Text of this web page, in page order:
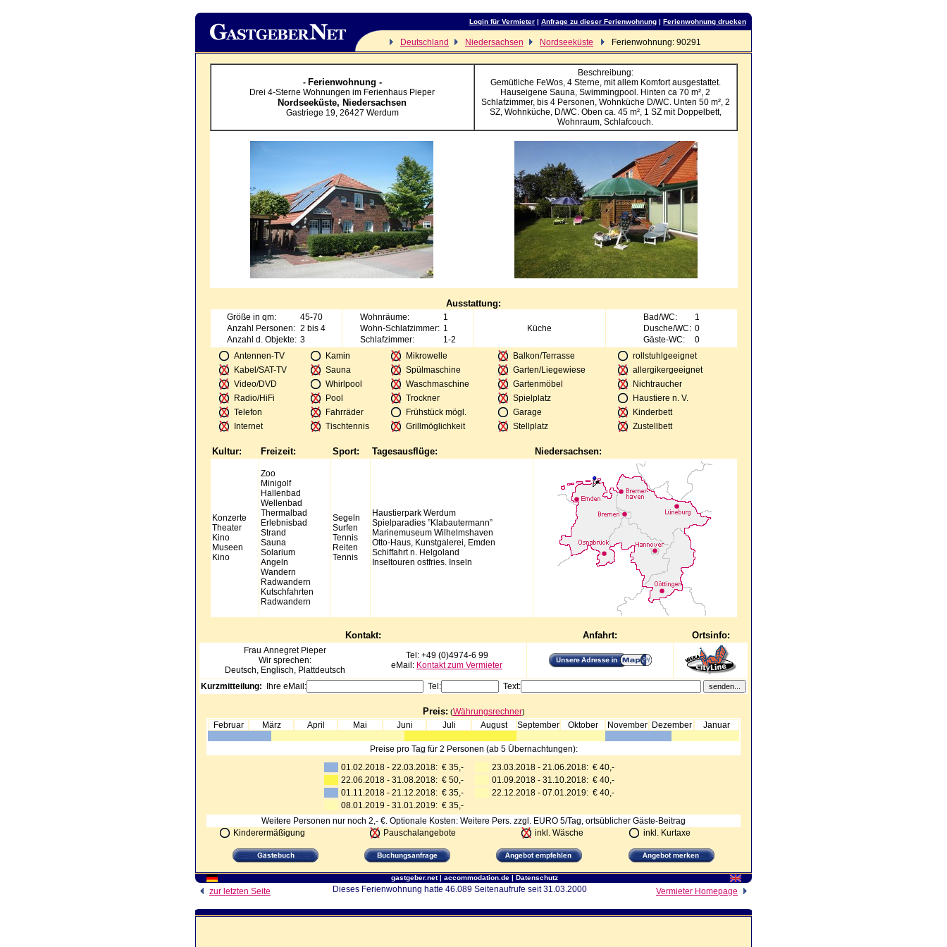
Login für Vermieter | Anfrage zu dieser Ferienwohnung | Ferienwohnung drucken
Deutschland Niedersachsen Nordseeküste Ferienwohnung: 90291
- Ferienwohnung -
Drei 4-Sterne Wohnungen im Ferienhaus Pieper
Nordseeküste, Niedersachsen
Gastriege 19, 26427 Werdum
Beschreibung:
Gemütliche FeWos, 4 Sterne, mit allem Komfort ausgestattet.
Hauseigene Sauna, Swimmingpool. Hinten ca 70 m², 2
Schlafzimmer, bis 4 Personen, Wohnküche D/WC. Unten 50 m², 2
SZ, Wohnküche, D/WC. Oben ca. 45 m², 1 SZ mit Doppelbett,
Wohnraum, Schlafcouch.
Ausstattung:
Größe in qm:
45-70
Anzahl Personen: 2 bis 4
Anzahl d. Objekte: 3
Wohnräume:
1
Wohn-Schlafzimmer: 1
Schlafzimmer:
1-2
Küche
Bad/WC:
1
Dusche/WC: 0
Gäste-WC:
0
Antennen-TV
Kamin Mikrowelle Balkon/Terrasse
rollstuhlgeeignet
Kabel/SAT-TV
Sauna Spülmaschine Garten/Liegewiese
allergikergeeignet
Video/DVD
Whirlpool Waschmaschine Gartenmöbel
Nichtraucher
Radio/HiFi
Pool Trockner Spielplatz
Haustiere n. V.
Telefon
Fahrräder Frühstück mögl. Garage
Kinderbett
Internet
Tischtennis Grillmöglichkeit Stellplatz Zustellbett
Kultur: Freizeit: Sport: Tagesausflüge: Niedersachsen:
Konzerte
Theater
Kino
Museen
Kino
Zoo
Minigolf
Hallenbad
Wellenbad
Thermalbad
Erlebnisbad
Strand
Sauna
Solarium
Angeln
Wandern
Radwandern
Kutschfahrten
Radwandern
Segeln
Surfen
Tennis
Reiten
Tennis
Haustierpark Werdum
Spielparadies ”Klabautermann”
Marinemuseum Wilhelmshaven
Otto-Haus, Kunstgalerei, Emden
Schiffahrt n. Helgoland
Inseltouren ostfries. Inseln
Kontakt: Anfahrt: Ortsinfo:
Frau Annegret Pieper
Wir sprechen:
Deutsch, Englisch, Plattdeutsch
Tel: +49 (0)4974-6 99
eMail: Kontakt zum Vermieter
Kurzmitteilung: Ihre eMail: Tel: Text:
Preis: (Währungsrechner)
Februar März April Mai Juni Juli August September Oktober November Dezember Januar
Preise pro Tag für 2 Personen (ab 5 Übernachtungen):
01.02.2018 - 22.03.2018: € 35,-
23.03.2018 - 21.06.2018: € 40,-
22.06.2018 - 31.08.2018: € 50,-
01.09.2018 - 31.10.2018: € 40,-
01.11.2018 - 21.12.2018: € 35,-
22.12.2018 - 07.01.2019: € 40,-
08.01.2019 - 31.01.2019: € 35,-
Weitere Personen nur noch 2,- €. Optionale Kosten: Weitere Pers. zzgl. EURO 5/Tag, ortsüblicher Gäste-Beitrag
Kinderermäßigung
Pauschalangebote inkl. Wäsche inkl. Kurtaxe
gastgeber.net| accommodation.de| Datenschutz
zur letzten Seite Dieses Ferienwohnung hatte 46.089 Seitenaufrufe seit 31.03.2000 Vermieter Homepage